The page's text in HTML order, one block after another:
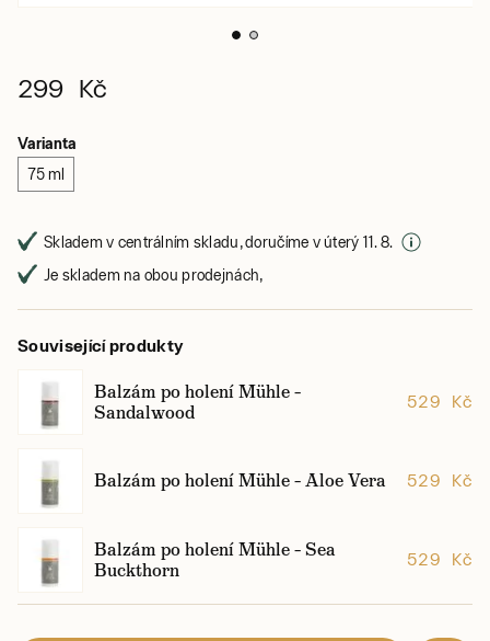
299 Kč
Varianta
75 ml
Skladem v centrálním skladu, doručíme v úterý 11. 8.
Je skladem na obou prodejnách,
Související produkty
Balzám po holení Mühle –
Sandalwood
529 Kč
Balzám po holení Mühle – Aloe Vera 529 Kč
Balzám po holení Mühle – Sea
Buckthorn
529 Kč